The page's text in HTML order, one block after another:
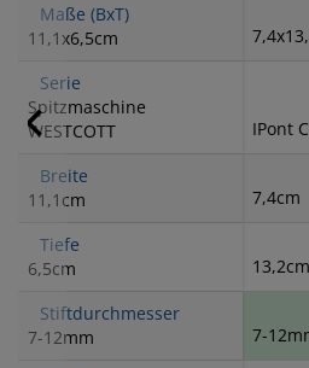
Maße (BxT)
11,1x6,5cm
Serie
Spitzmaschine
WESTCOTT
IPont
Breite
11,1cm
7,4cm
Tiefe
6,5cm
13,2cm
Stiftdurchmesser
7-12mm
7-